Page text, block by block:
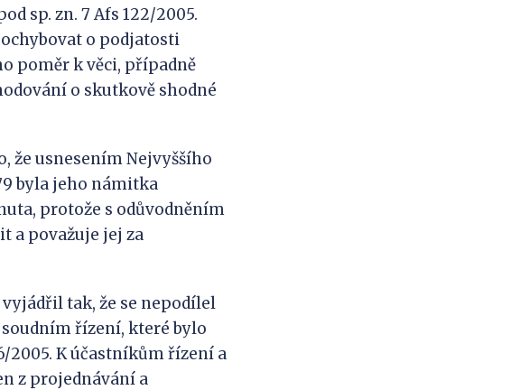
sp. zn. 7 Afs 122/2005.
o podjatosti
poměr k věci, případně
o skutkově shodné
že usnesením Nejvyššího
byla jeho námitka
protože s odůvodněním
a považuje jej za
vyjádřil tak, že se nepodílel
řízení, které bylo
2005. K účastníkům řízení a
z projednávání a